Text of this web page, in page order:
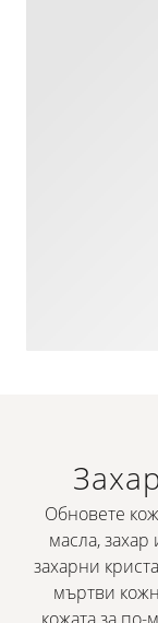
Обновете
масла,
захарни
мъртви